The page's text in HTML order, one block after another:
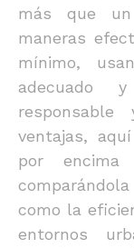
más que
maneras
mínimo,
adecuado
ventajas,
por encima
como la
entornos